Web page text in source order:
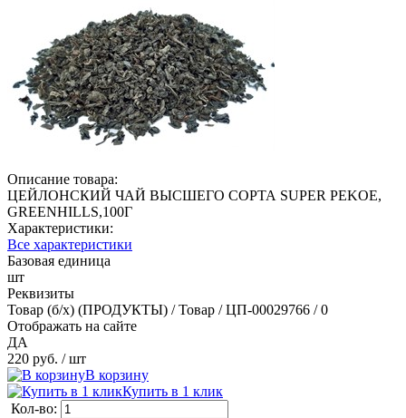
Описание товара:
ЦЕЙЛОНСКИЙ ЧАЙ ВЫСШЕГО СОРТА SUPER PEKOE,
GREENHILLS,100Г
Характеристики:
Все характеристики
Базовая единица
шт
Реквизиты
Товар (б/х) (ПРОДУКТЫ) / Товар / ЦП-00029766 / 0
Отображать на сайте
ДА
220 руб. / шт
В корзину
Купить в 1 клик
Кол-во: